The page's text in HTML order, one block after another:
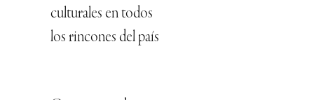
culturales en todos
los rincones del país